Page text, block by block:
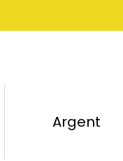
Argent